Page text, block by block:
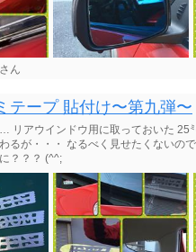
さん
テープ 貼付け〜第九弾〜
リアウインドウ用に取っておいた 25
るが・・・ なるべく見せたくないの
？？？ (^^;